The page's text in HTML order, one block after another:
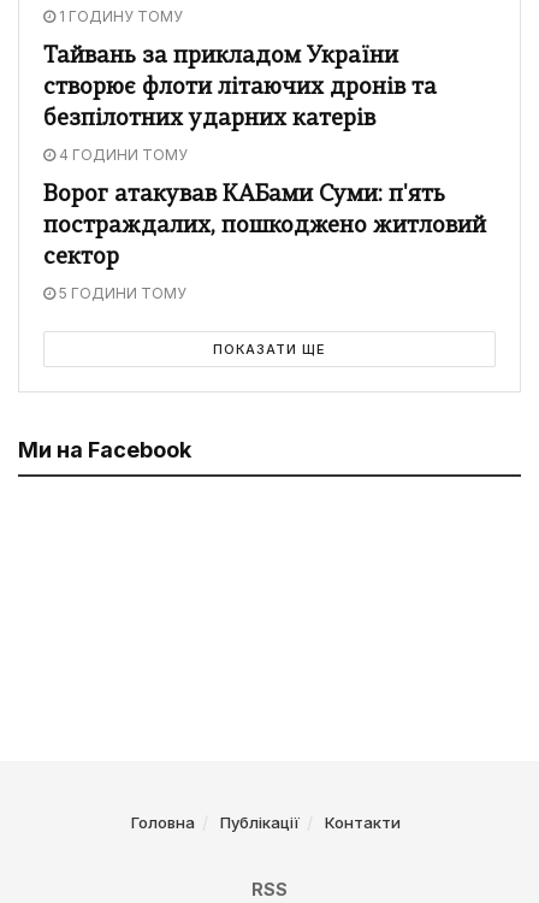
1 ГОДИНУ ТОМУ
Тайвань за прикладом України
створює флоти літаючих дронів та
безпілотних ударних катерів
4 ГОДИНИ ТОМУ
Ворог атакував КАБами Суми: п'ять
постраждалих, пошкоджено житловий
сектор
5 ГОДИНИ ТОМУ
ПОКАЗАТИ ЩЕ
Ми на Facebook
Головна Публікації Контакти
RSS